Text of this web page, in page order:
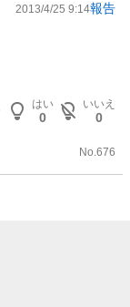
2013/4/25 9:14報告
はい
0
いいえ
0
No.676